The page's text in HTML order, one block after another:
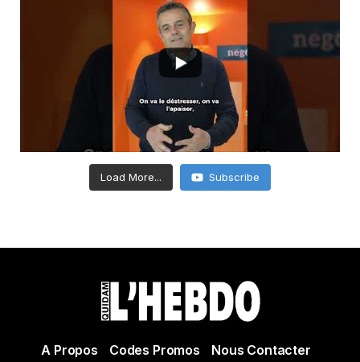
Load More... Subscribe
A Propos Codes Promos Nous Contacter